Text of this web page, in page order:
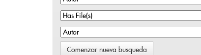
Comenzar nueva busqueda